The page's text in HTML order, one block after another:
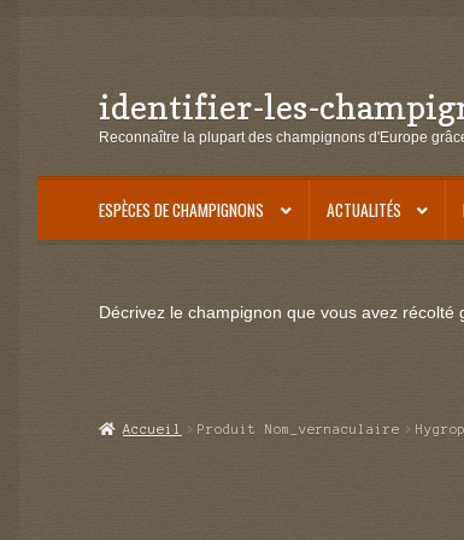
Aller
à
navigation
Aller
au
identifier-les-
Reconnaître la plupart des champignons d'Europe
ESPÈCES DE CHAMPIGNONS ACTUALITÉS
Décrivez le champignon que vous avez
Accueil Produit Nom_vernaculaire